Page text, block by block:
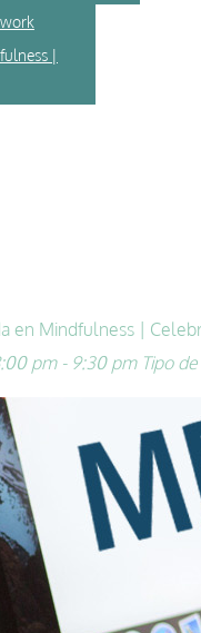
|
en Mindfulness |
pm - 9:30 pm Tipo